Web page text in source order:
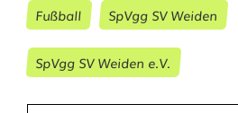
Fußball SpVgg SV Weiden
SpVgg SV Weiden e.V.